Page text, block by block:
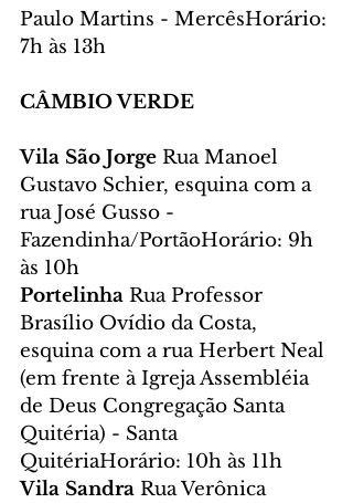
Paulo Martins - MercêsHorário:
7h às 13h
CÂMBIO VERDE
Vila São Jorge Rua Manoel
Gustavo Schier, esquina com a
rua José Gusso -
Fazendinha/PortãoHorário: 9h
às 10h
Portelinha Rua Professor
Brasílio Ovídio da Costa,
esquina com a rua Herbert Neal
(em frente à Igreja Assembléia
de Deus Congregação Santa
Quitéria) - Santa
QuitériaHorário: 10h às 11h
Vila Sandra Rua Verônica